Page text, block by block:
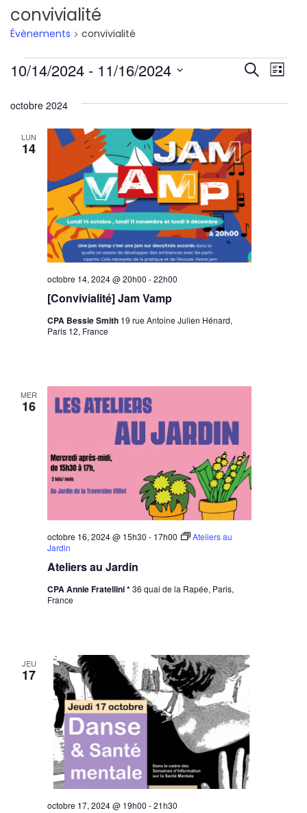
convivialité
Évènements convivialité
Évènements
et
de
vues
Recherche
Liste
10/14/2024 - 11/16/2024
une
octobre 2024
LUN
14
[Convivialité] Jam Vamp
octobre 14, 2024 @ 20h00 -22h00
CPA Bessie Smith 19 rue Antoine Julien Hénard,
Paris 12, France
MER
16
Ateliers au Jardin
octobre 16, 2024 @ 15h30 - 17h00
Ateliers au
Jardin
CPA Annie Fratellini *36 quai de la Rapée, Paris,
France
JEU
17
octobre 17, 2024 @ 19h00 -21h30